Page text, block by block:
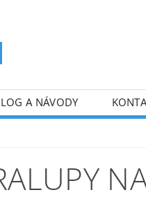
A NÁVODY